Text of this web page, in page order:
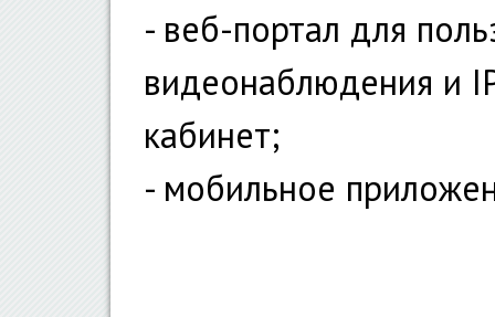
- веб-портал для
видеонаблюдения и
кабинет;
- мобильное